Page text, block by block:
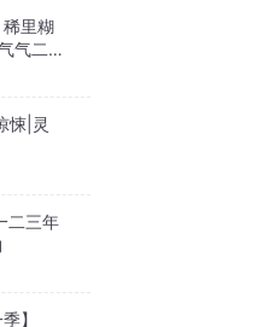
里糊
气二年
悚|灵
二三年
】